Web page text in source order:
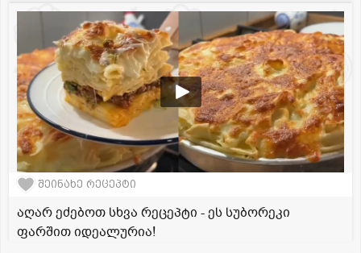
შეინახე რეცეპტი
აღარ ეძებოთ სხვა რეცეპტი - ეს სუბორეკი
ფარშით იდეალურია!